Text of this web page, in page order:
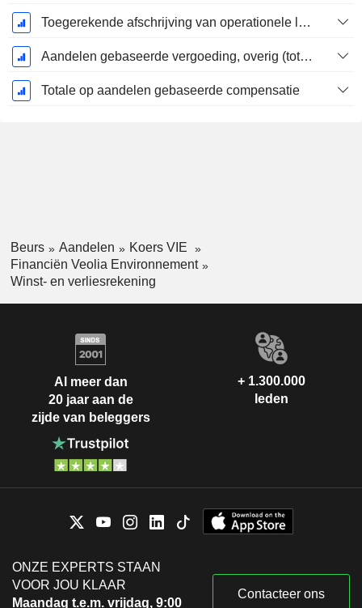
Toegerekende afschrijving van operationele lease
Aandelen gebaseerde vergoeding, overig (totaal)
Totale op aandelen gebaseerde compensatie
Beurs Aandelen
Koers VIE
Financiën Veolia Environnement
Winst- en verliesrekening
Al meer dan
20 jaar aan de
zijde van beleggers
+ 1.300.000
leden
ONZE EXPERTS STAAN
VOOR JOU KLAAR
Maandag t.e.m. vrijdag, 9:00
Contacteer ons